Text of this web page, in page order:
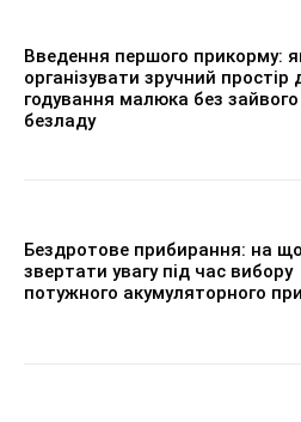
Введення першого прикорму:
організувати зручний простір
годування малюка без зайвого
безладу
Бездротове прибирання: на що
звертати увагу під час вибору
потужного акумуляторного